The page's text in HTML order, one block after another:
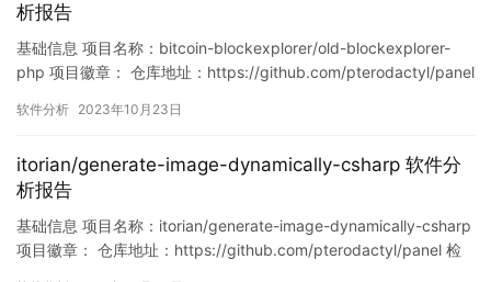
析报告
基础信息 项目名称：bitcoin-blockexplorer/old-blockexplorer-
php 项目徽章： 仓库地址：https://github.com/pterodactyl/panel
https://www.murphysec.com/console/report/17163508818469
软件分析 2023年10月23日
itorian/generate-image-dynamically-csharp 软件分
析报告
基础信息 项目名称：itorian/generate-image-dynamically-csharp
项目徽章： 仓库地址：https://github.com/pterodactyl/panel 检